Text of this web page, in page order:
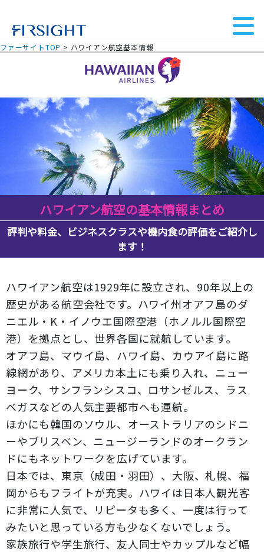
ファーサイトTOP > ハワイアン航空基本情報
ハワイアン航空の基本情報まとめ
評判や料金、ビジネスクラスや機内食の評価をご紹介し
ます！
ハワイアン航空は1929年に設立され、90年以上の
歴史がある航空会社です。ハワイ州オアフ島のダ
ニエル・K・イノウエ国際空港（ホノルル国際空
港）を拠点とし、世界各国に就航しています。
オアフ島、マウイ島、ハワイ島、カウアイ島に路
線網があり、アメリカ本土にも乗り入れ、ニュー
ヨーク、サンフランシスコ、ロサンゼルス、ラス
ベガスなどの人気主要都市へも運航。
ほかにも韓国のソウル、オーストラリアのシドニ
ーやブリスベン、ニュージーランドのオークラン
ドにもネットワークを広げています。
日本では、東京（成田・羽田）、大阪、札幌、福
岡からもフライトが充実。ハワイは日本人観光客
に非常に人気で、リピータも多く、一度は行って
みたいと思っている方も少なくないでしょう。
家族旅行や学生旅行、友人同士やカップルなど幅